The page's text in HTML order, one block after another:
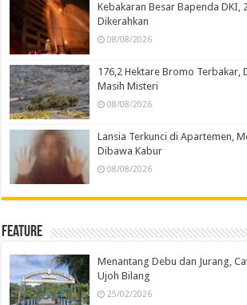
Kebakaran Besar Bapenda DKI,
Dikerahkan
08/08/2026
176,2 Hektare Bromo Terbakar,
Masih Misteri
08/08/2026
Lansia Terkunci di Apartemen,
Dibawa Kabur
08/08/2026
Feature
Menantang Debu dan Jurang,
Ujoh Bilang
25/02/2026